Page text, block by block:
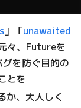
」「unawaited
々、Futureを
を防ぐ目的の
とを
か、大人しく